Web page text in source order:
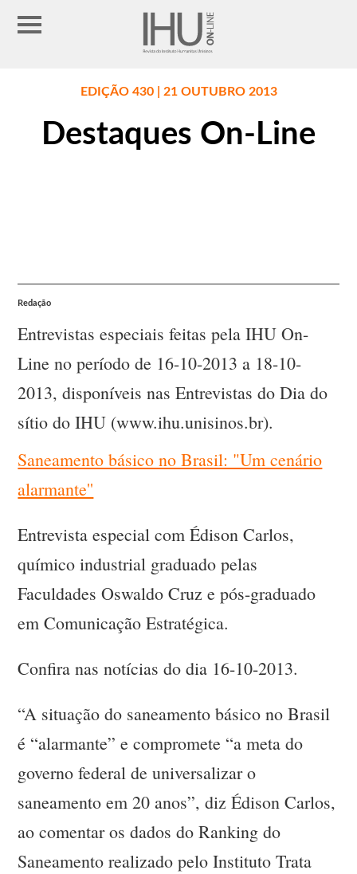
EDIÇÃO 430 | 21 OUTUBRO 2013
Destaques On-Line
Redação
Entrevistas especiais feitas pela IHU On-
Line no período de 16-10-2013 a 18-10-
2013, disponíveis nas Entrevistas do Dia do
sítio do IHU (www.ihu.unisinos.br).
Saneamento básico no Brasil: "Um cenário
alarmante''
Entrevista especial com Édison Carlos,
químico industrial graduado pelas
Faculdades Oswaldo Cruz e pós-graduado
em Comunicação Estratégica.
Confira nas notícias do dia 16-10-2013.
“A situação do saneamento básico no Brasil
é “alarmante” e compromete “a meta do
governo federal de universalizar o
saneamento em 20 anos”, diz Édison Carlos,
ao comentar os dados do Ranking do
Saneamento realizado pelo Instituto Trata